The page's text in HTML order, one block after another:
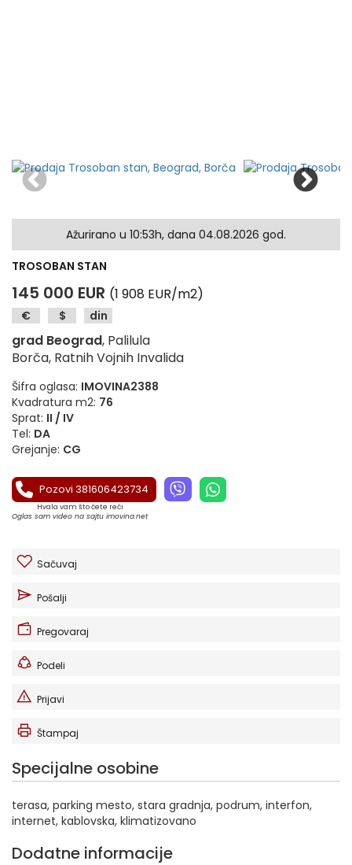
Ažurirano u 10:53h, dana 04.08.2026 god.
TROSOBAN STAN
145 000 EUR (1 908 EUR/m2)
€ $ din
grad Beograd, Palilula
Borča, Ratnih Vojnih Invalida
Šifra oglasa: IMOVINA2388
Kvadratura m2: 76
Sprat: II / IV
Tel: DA
Grejanje: CG
Pozovi 381606423734
Hvala vam što ćete reći
Oglas sam video na sajtu imovina.net
Sačuvaj
Pošalji
Pregovaraj
Podeli
Prijavi
Štampaj
Specijalne osobine
terasa, parking mesto, stara gradnja, podrum, interfon,
internet, kablovska, klimatizovano
Dodatne informacije